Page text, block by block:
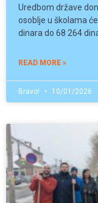
Uredbom države
osoblje u školama
dinara do 68 264
READ MORE »
Bravo! 10/01/2026